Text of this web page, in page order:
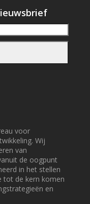
voor
Wij
van
de oogpunt
in het stellen
tot de kern komen
en